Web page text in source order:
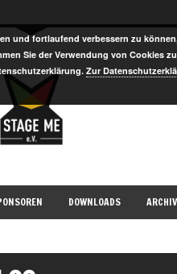
DOWNLOADS ARCHIV
und fortlaufend verbessern zu
Sie der Verwendung von Cookies
Zur